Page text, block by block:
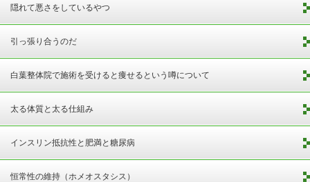
隠れて悪さをしているやつ
引っ張り合うのだ
白葉整体院で施術を受けると痩せるという噂について
太る体質と太る仕組み
インスリン抵抗性と肥満と糖尿病
恒常性の維持（ホメオスタシス）